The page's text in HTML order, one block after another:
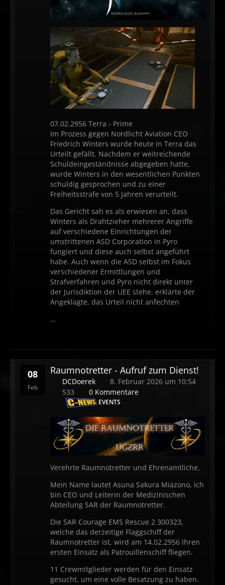
07.02.2956 Terra - Prime
Im Prozess gegen Nordlicht Aviation CEO
Friedrich Winters wurde heute in Terra das
Urteilt gefällt. Nachdem er weitreichende
Schuldeingeständnisse abgegeben hatte,
wurde Winters in den wesentlichen Punkten
schuldig gesprochen und zu einer
Freiheitsstrafe von 5 Jahren verurteilt.
Das Gericht sah es als erwiesen an, dass
Winters als Drahtzieher mehrerer Angriffe
auf verschiedene Einrichtungen der
umstrittenen ASD Corporation in Pyro
fungiert und diese auch selbst angeführt
habe. Auch wenn die ASD selbst im Fokus
verschiedener Ermittlungen und
Strafverfahren und Pyro nicht direkt unter
der Jurisdiktion der UEE stehe, erklärte der
Angeklagte, das Urteil nicht anfechten
…
08
Feb
Raumnotretter - Aufruf zum Dienst!
DCDoerek
8. Februar 2026 um 10:54
533
0 Kommentare
EVENTS
Verehrte Raumnotretter und Ehrenamtliche,
Mein Name lautet Asuna Sakura Miazono, ich
bin CEO und Leiterin der Medizinischen
Abteilung SAR der Raumnotretter.
Die SAR Courage EMS Rescue 2 300323,
welche das derzeitige Flaggschiff der
Raumnotretter ist, wird am 14.02.2956 Ihren
ersten Einsatz als Patrouillenschiff fliegen.
11 Crewmitglieder werden für den Einsatz
gesucht, um eine volle Besatzung zu haben.